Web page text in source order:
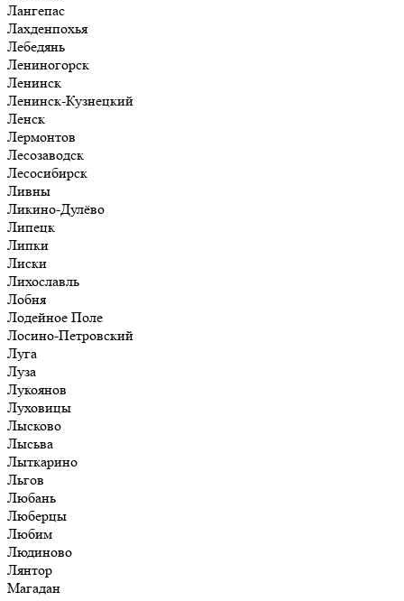
Лангепас
Лахденпохья
Лебедянь
Лениногорск
Ленинск
Ленинск-Кузнецкий
Ленск
Лермонтов
Лесозаводск
Лесосибирск
Ливны
Ликино-Дулёво
Липецк
Липки
Лиски
Лихославль
Лобня
Лодейное Поле
Лосино-Петровский
Луга
Луза
Лукоянов
Луховицы
Лысково
Лысьва
Лыткарино
Льгов
Любань
Люберцы
Любим
Людиново
Лянтор
Магадан